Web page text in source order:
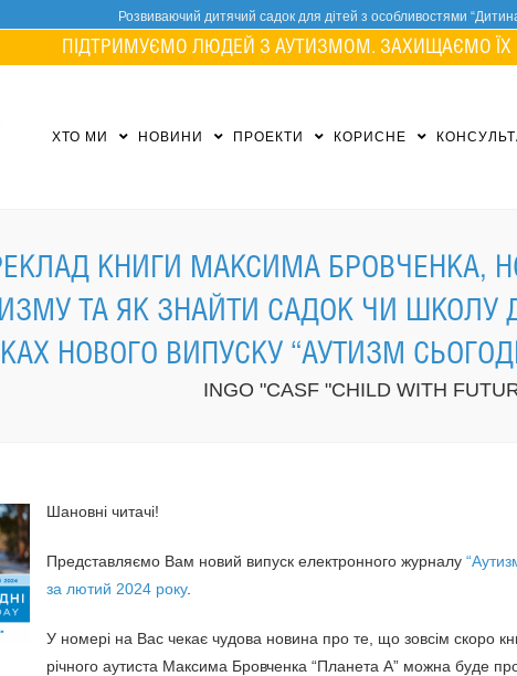
Розвиваючий дитячий садок для дітей з особливостями
ПІДТРИМУЄМО ЛЮДЕЙ З АУТИЗМОМ. ЗАХИЩАЄМО ЇХ
ХТО МИ НОВИНИ ПРОЕКТИ КОРИСНЕ
КНИГИ МАКСИМА БРОВЧЕНКА,
ТА ЯК ЗНАЙТИ САДОК ЧИ ШКОЛУ
НОВОГО ВИПУСКУ “АУТИЗМ
INGO "CASF "CHILD WITH
Шановні читачі!
Представляємо Вам новий випуск електронного журналу
за лютий 2024 року.
У номері на Вас чекає чудова новина про те, що зовсім скоро
річного аутиста Максима Бровченка “Планета А” можна буде